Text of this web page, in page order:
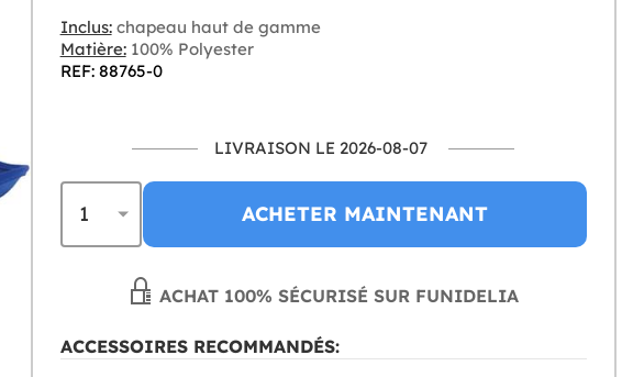
Inclus:chapeau haut de gamme
Matière:100% Polyester
REF: 88765-0
LIVRAISON LE 2026-08-07
ACHETER MAINTENANT
ACHAT 100% SÉCURISÉ SUR FUNIDELIA
ACCESSOIRES RECOMMANDÉS: